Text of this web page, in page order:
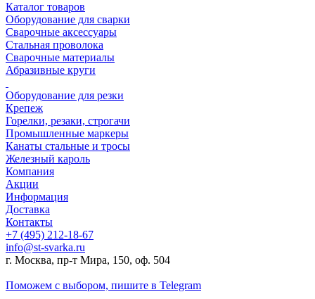
Каталог товаров
Оборудование для сварки
Сварочные аксессуары
Стальная проволока
Сварочные материалы
Абразивные круги
Оборудование для резки
Крепеж
Горелки, резаки, строгачи
Промышленные маркеры
Канаты стальные и тросы
Железный кароль
Компания
Акции
Информация
Доставка
Контакты
+7 (495) 212-18-67
info@st-svarka.ru
г. Москва, пр-т Мира, 150, оф. 504
Поможем с выбором, пишите в Telegram